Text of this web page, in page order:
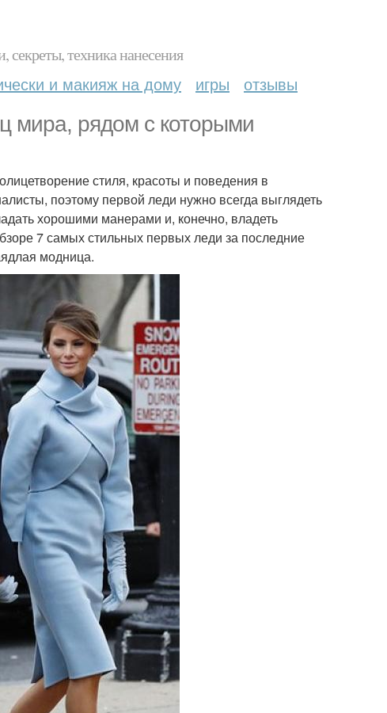
техника нанесения
и макияж на дому игры отзывы
мира, рядом с которыми
стиля, красоты и поведения в
поэтому первой леди нужно всегда выглядеть
хорошими манерами и, конечно, владеть
7 самых стильных первых леди за последние
модница.